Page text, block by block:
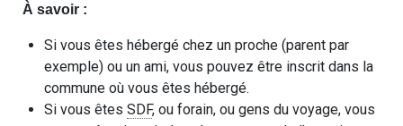
À savoir :
Si vous êtes hébergé chez un proche (parent par
exemple) ou un ami, vous pouvez être inscrit dans la
commune où vous êtes hébergé.
Si vous êtes SDF, ou forain, ou gens du voyage, vous